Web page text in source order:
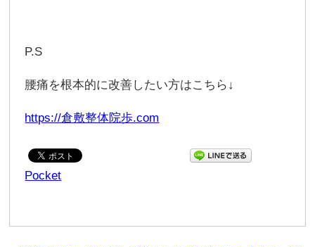
P.S
腰痛を根本的に改善したい方はこちら↓
https://倉敷整体院歩.com
Pocket